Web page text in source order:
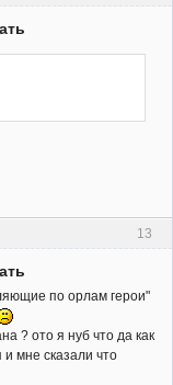
13
по орлам герои"
? ото я нуб что да как
мне сказали что